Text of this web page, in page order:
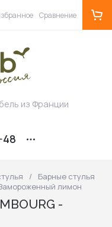
из Франции
Сравнение
/
Барные стулья
Замороженный лимон
-